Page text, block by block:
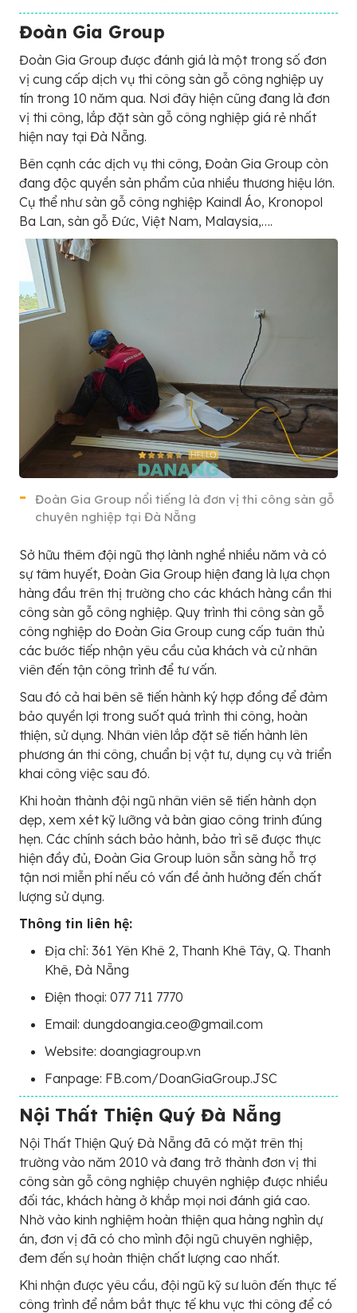
Đoàn Gia Group
Đoàn Gia Group được đánh giá là một trong số đơn
vị cung cấp dịch vụ thi công sàn gỗ công nghiệp uy
tín trong 10 năm qua. Nơi đây hiện cũng đang là đơn
vị thi công, lắp đặt sàn gỗ công nghiệp giá rẻ nhất
hiện nay tại Đà Nẵng.
Bên cạnh các dịch vụ thi công, Đoàn Gia Group còn
đang độc quyền sản phẩm của nhiều thương hiệu lớn.
Cụ thể như sàn gỗ công nghiệp Kaindl Áo, Kronopol
Ba Lan, sàn gỗ Đức, Việt Nam, Malaysia,….
Đoàn Gia Group nổi tiếng là đơn vị thi công sàn gỗ
chuyên nghiệp tại Đà Nẵng
Sở hữu thêm đội ngũ thợ lành nghề nhiều năm và có
sự tâm huyết, Đoàn Gia Group hiện đang là lựa chọn
hàng đầu trên thị trường cho các khách hàng cần thi
công sàn gỗ công nghiệp. Quy trình thi công sàn gỗ
công nghiệp do Đoàn Gia Group cung cấp tuân thủ
các bước tiếp nhận yêu cầu của khách và cử nhân
viên đến tận công trình để tư vấn.
Sau đó cả hai bên sẽ tiến hành ký hợp đồng để đảm
bảo quyền lợi trong suốt quá trình thi công, hoàn
thiện, sử dụng. Nhân viên lắp đặt sẽ tiến hành lên
phương án thi công, chuẩn bị vật tư, dụng cụ và triển
khai công việc sau đó.
Khi hoàn thành đội ngũ nhân viên sẽ tiến hành dọn
dẹp, xem xét kỹ lưỡng và bàn giao công trinh đúng
hẹn. Các chính sách bảo hành, bảo trì sẽ được thực
hiện đầy đủ, Đoàn Gia Group luôn sẵn sàng hỗ trợ
tận nơi miễn phí nếu có vấn đề ảnh hưởng đến chất
lượng sử dụng.
Thông tin liên hệ:
Địa chỉ: 361 Yên Khê 2, Thanh Khê Tây, Q. Thanh
Khê, Đà Nẵng
Điện thoại: 077 711 7770
Email: dungdoangia.ceo@gmail.com
Website: doangiagroup.vn
Fanpage: FB.com/DoanGiaGroup.JSC
Nội Thất Thiện Quý Đà Nẵng
Nội Thất Thiện Quý Đà Nẵng đã có mặt trên thị
trường vào năm 2010 và đang trở thành đơn vị thi
công sàn gỗ công nghiệp chuyên nghiệp được nhiều
đối tác, khách hàng ở khắp mọi nơi đánh giá cao.
Nhờ vào kinh nghiệm hoàn thiện qua hàng nghìn dự
án, đơn vị đã có cho mình đội ngũ chuyên nghiệp,
đem đến sự hoàn thiện chất lượng cao nhất.
Khi nhận được yêu cầu, đội ngũ kỹ sư luôn đến thực tế
công trình để nắm bắt thực tế khu vực thi công để có